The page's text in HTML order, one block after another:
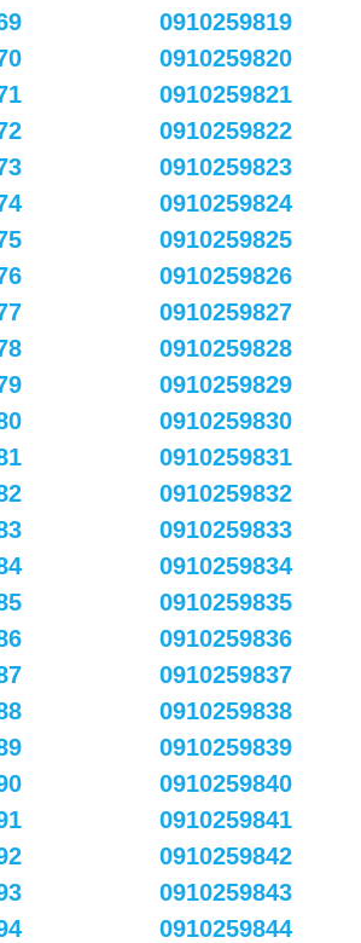
0910259819
0910259820
0910259821
0910259822
0910259823
0910259824
0910259825
0910259826
0910259827
0910259828
0910259829
0910259830
0910259831
0910259832
0910259833
0910259834
0910259835
0910259836
0910259837
0910259838
0910259839
0910259840
0910259841
0910259842
0910259843
0910259844